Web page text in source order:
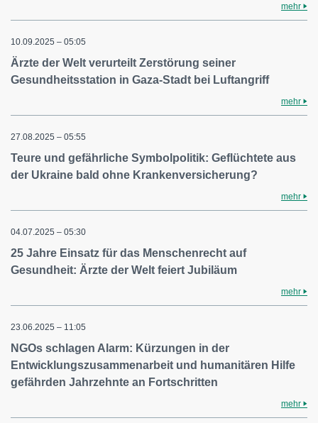
mehr
10.09.2025 – 05:05
Ärzte der Welt verurteilt Zerstörung seiner
Gesundheitsstation in Gaza-Stadt bei Luftangriff
mehr
27.08.2025 – 05:55
Teure und gefährliche Symbolpolitik: Geflüchtete aus
der Ukraine bald ohne Krankenversicherung?
mehr
04.07.2025 – 05:30
25 Jahre Einsatz für das Menschenrecht auf
Gesundheit: Ärzte der Welt feiert Jubiläum
mehr
23.06.2025 – 11:05
NGOs schlagen Alarm: Kürzungen in der
Entwicklungszusammenarbeit und humanitären Hilfe
gefährden Jahrzehnte an Fortschritten
mehr